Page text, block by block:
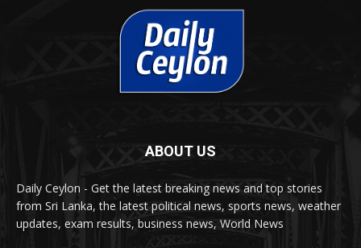
ABOUT US
Daily Ceylon - Get the latest breaking news and top stories
from Sri Lanka, the latest political news, sports news, weather
updates, exam results, business news, World News